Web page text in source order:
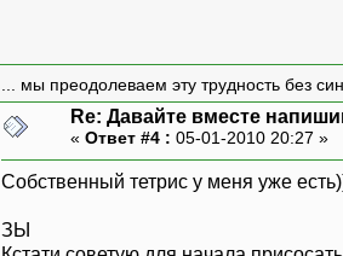
... мы преодолеваем эту трудность без
Re: Давайте вместе
« Ответ #4 : 05-01-2010 20:27 »
Собственный тетрис у меня уже
ЗЫ